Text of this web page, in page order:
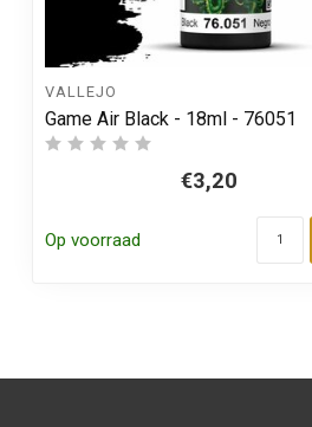
VALLEJO
Game Air Black - 18ml - 76051
€3,20
Op voorraad